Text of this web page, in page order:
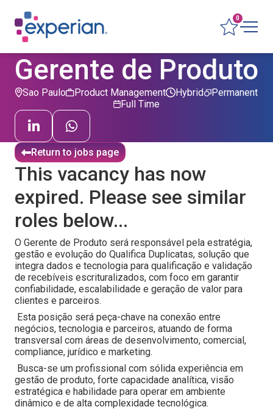
0
Gerente de Produto
Sao Paulo Product Management Permanent
Hybrid
Full Time
Return to jobs page
This vacancy has now
expired. Please see similar
roles below...
O Gerente de Produto será responsável pela estratégia,
gestão e evolução do Qualifica Duplicatas, solução que
integra dados e tecnologia para qualificação e validação
de recebíveis escrituralizados, com foco em garantir
confiabilidade, escalabilidade e geração de valor para
clientes e parceiros.
Esta posição será peça-chave na conexão entre
negócios, tecnologia e parceiros, atuando de forma
transversal com áreas de desenvolvimento, comercial,
compliance, jurídico e marketing.
Busca-se um profissional com sólida experiência em
gestão de produto, forte capacidade analítica, visão
estratégica e habilidade para operar em ambiente
dinâmico e de alta complexidade tecnológica.